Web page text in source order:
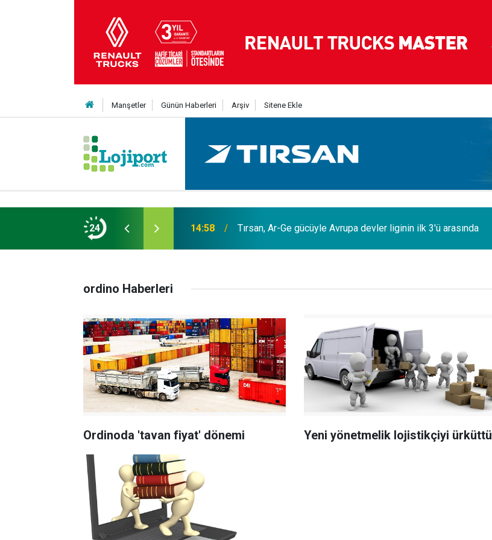
Manşetler Günün Haberleri Arşiv Sitene Ekle
24
çözülür” 14:58 Tırsan, Ar-Ge gücüyle Avrupa devler liginin ilk 3'ü arasında
ordino Haberleri
Ordinoda 'tavan fiyat' dönemi Yeni yönetmelik lojistikçiyi ürküttü